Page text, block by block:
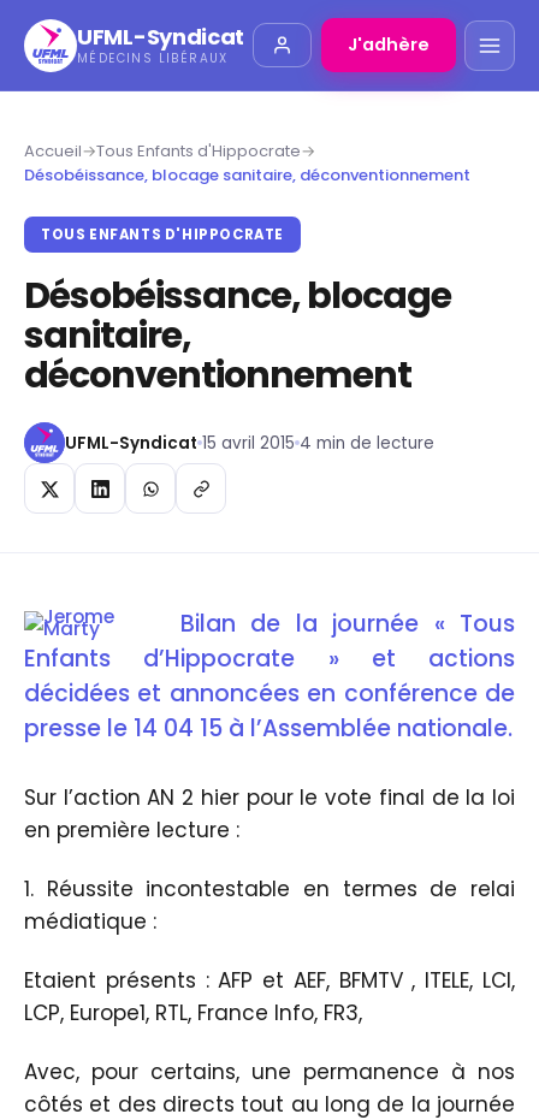
UFML-Syndicat
MÉDECINS LIBÉRAUX
J'adhère
Accueil→Tous Enfants d'Hippocrate→
Désobéissance, blocage sanitaire, déconventionnement
TOUS ENFANTS D'HIPPOCRATE
Désobéissance, blocage
sanitaire,
déconventionnement
UFML-Syndicat 15 avril 2015 4 min de lecture
Bilan de la journée « Tous
Enfants d’Hippocrate » et actions
décidées et annoncées en conférence de
presse le 14 04 15 à l’Assemblée nationale.
Sur l’action AN 2 hier pour le vote final de la loi
en première lecture :
1. Réussite incontestable en termes de relai
médiatique :
Etaient présents : AFP et AEF, BFMTV , ITELE, LCI,
LCP, Europe1, RTL, France Info, FR3,
Avec, pour certains, une permanence à nos
côtés et des directs tout au long de la journée